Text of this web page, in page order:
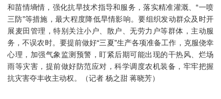
和苗情墒情，强化抗旱技术指导和服务，落实精准灌溉、“一喷
三防”等措施，最大程度降低旱情影响。要组织发动群众及时开
展麦田管理，特别关注小户、散户、无劳力户等群体，主动服
务，不误农时。要提前做好“三夏”生产各项准备工作，克服侥幸
心理，加强气象监测预警，盯紧后期可能出现的干热风、烂场
雨等灾害，提前做好防范应对，科学调度农机装备，牢牢把握
抗灾害夺丰收主动权。（记者 杨之甜 蒋晓芳）